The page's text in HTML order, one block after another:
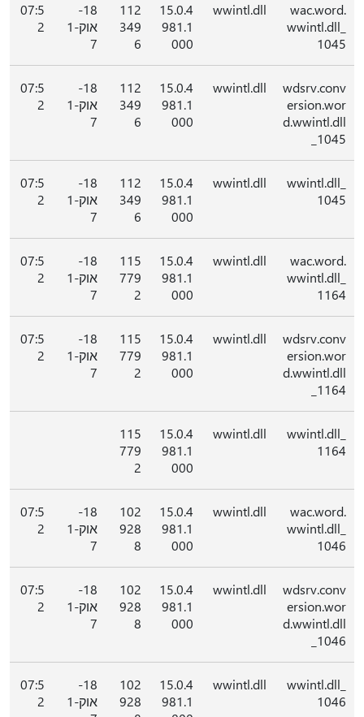
wac.word.
wwintl.dll_
1045
wwintl.dll
15.0.4
981.1
000
112
349
6
18-
אוק-1
7
07:5
2
wdsrv.conv
ersion.wor
d.wwintl.dll
_1045
wwintl.dll
15.0.4
981.1
000
112
349
6
18-
אוק-1
7
07:5
2
wwintl.dll_
1045
wwintl.dll
15.0.4
981.1
000
112
349
6
18-
אוק-1
7
07:5
2
wac.word.
wwintl.dll_
1164
wwintl.dll
15.0.4
981.1
000
115
779
2
18-
אוק-1
7
07:5
2
wdsrv.conv
ersion.wor
d.wwintl.dll
_1164
wwintl.dll
15.0.4
981.1
000
115
779
2
18-
אוק-1
7
07:5
2
wwintl.dll_
1164
wwintl.dll
15.0.4
981.1
000
115
779
2
wac.word.
wwintl.dll_
1046
wwintl.dll
15.0.4
981.1
000
102
928
8
18-
אוק-1
7
07:5
2
wdsrv.conv
ersion.wor
d.wwintl.dll
_1046
wwintl.dll
15.0.4
981.1
000
102
928
8
18-
אוק-1
7
07:5
2
wwintl.dll_
1046
wwintl.dll
15.0.4
981.1
102
928
18-
אוק-1
07:5
2